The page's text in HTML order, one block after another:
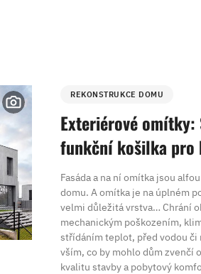
REKONSTRUKCE DOMU
Exteriérové omítky:
funkční košilka pro
Fasáda a na ní omítka jsou
domu. A omítka je na úplném
velmi důležitá vrstva… Chrání
mechanickým poškozením,
střídáním teplot, před vodou či
vším, co by mohlo dům zvenčí
kvalitu stavby a pobytový